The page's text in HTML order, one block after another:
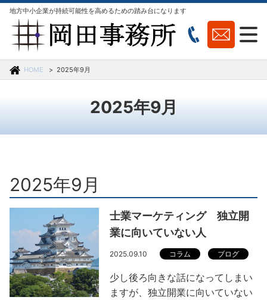
地方中小企業が持続可能性を高めるための踏み台になります
HOME 2025年9月
2025年9月
2025年9月
士業マーケティング 独立開
業に向いていない人
2025.09.10 コラム ブログ
少し後ろ向きな話になってしまい
ますが、独立開業に向いていない